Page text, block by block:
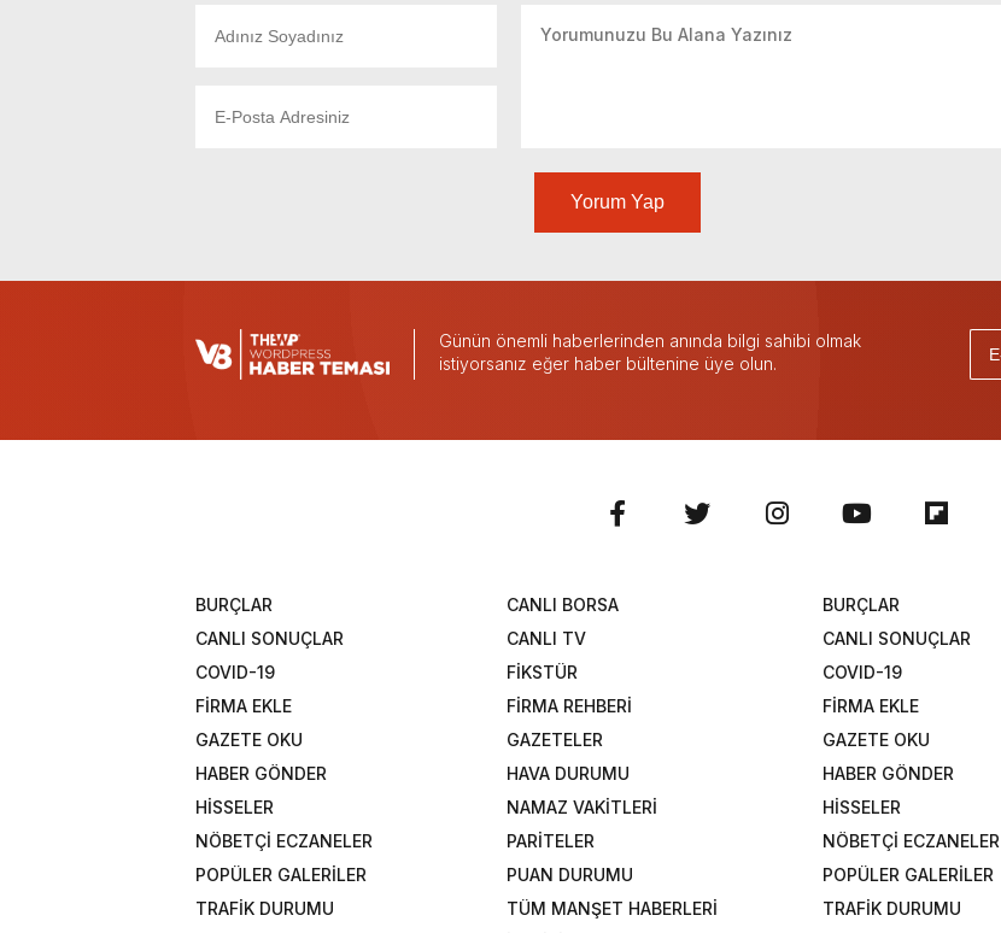
Yorum Yap
Günün önemli haberlerinden anında bilgi sahibi olmak
istiyorsanız eğer haber bültenine üye olun.
BURÇLAR
CANLI BORSA
CANLI SONUÇLAR
CANLI TV
COVID-19
FİKSTÜR
FİRMA EKLE
FİRMA REHBERİ
GAZETE OKU
GAZETELER
HABER GÖNDER
HAVA DURUMU
HİSSELER
NAMAZ VAKİTLERİ
NÖBETÇİ ECZANELER
PARİTELER
POPÜLER GALERİLER
PUAN DURUMU
TRAFİK DURUMU
TÜM MANŞET HABERLERİ
BURÇLAR
CANLI SONUÇLAR
COVID-19
FİRMA EKLE
GAZETE OKU
HABER GÖNDER
HİSSELER
NÖBETÇİ ECZANELER
POPÜLER GALERİLER
TRAFİK DURUMU